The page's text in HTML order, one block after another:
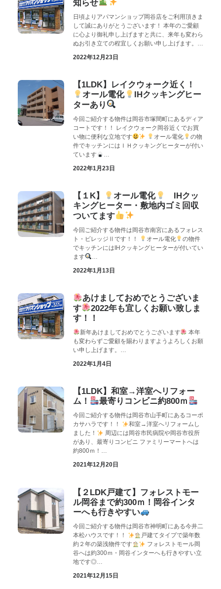
知らせ
日頃よりアパマンショップ岡谷店をご利用頂きま
して誠にありがとうございます！ 本年のご愛顧
に心より御礼申し上げますと共に、来年も変わら
ぬお引き立ての程宜しくお願い申し上げます。…
2022年12月23日
【1LDK】レイクウォーク近く！
オール電化
IHクッキングヒー
ターあり
今回ご紹介する物件は岡谷市塚間町にあるディア
コートです！！ レイクウォーク岡谷近くでお買
い物に便利な立地です
オール電化
の物
件でキッチンにはＩＨクッキングヒーターが付い
ています
2022年1月23日
【１K】 オール電化
IHクッ
キングヒーター・敷地内ゴミ回収
ついてます
今回ご紹介する物件は岡谷市南宮にあるフォレス
ト・ビレッジⅡです！！
オール電化
の物件
でキッチンにはIHクッキングヒーターが付いてい
ます
2022年1月13日
あけましておめでとうございま
す
2022年も宜しくお願い致しま
す！！
新年あけましておめでとうございます
本年
も変わらずご愛顧を賜わりますようよろしくお願
い申し上げます。…
2022年1月4日
【1LDK】和室→洋室へリフォー
ム！
最寄りコンビニ約800ｍ
今回ご紹介する物件は岡谷市山手町にあるコーポ
カサハラです！！
和室→洋室へリフォームし
ました！
周辺には岡谷市民病院や岡谷市役所
があり、最寄りコンビニ ファミリーマートへは
約800ｍ！…
2021年12月20日
【２LDK戸建て】フォレストモー
ル岡谷まで約300ｍ！岡谷インタ
ーへも行きやすい
今回ご紹介する物件は岡谷市神明町にある今井二
本松ハウスです！！
戸建てタイプで築年数
約２年の築浅物件です
フォレストモール岡
谷へは約300ｍ・岡谷インターへも行きやすい立
地です◎…
2021年12月15日